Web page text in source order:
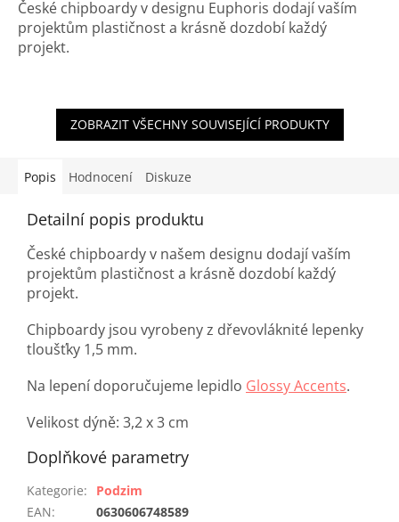
České chipboardy v designu Euphoris dodají vaším
projektům plastičnost a krásně dozdobí každý
projekt.
ZOBRAZIT VŠECHNY SOUVISEJÍCÍ PRODUKTY
Popis Hodnocení Diskuze
Detailní popis produktu
České chipboardy v našem designu dodají vaším
projektům plastičnost a krásně dozdobí každý
projekt.
Chipboardy jsou vyrobeny z dřevovláknité lepenky
tloušťky 1,5 mm.
Na lepení doporučujeme lepidlo Glossy Accents.
Velikost dýně: 3,2 x 3 cm
Doplňkové parametry
Kategorie:
Podzim
EAN: 0630606748589